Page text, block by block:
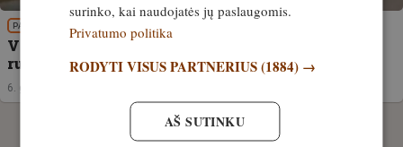
PATIRTIS
VIDEO! Vilniaus rajone, Tarandėje vėl pastebėtas
rudasis lokys. Kodėl jis sugrįžo?
6. gegužė, 2026
surinko, kai naudojatės jų paslaugomis.
Privatumo politika
RODYTI VISUS PARTNERIUS(1884) →
AŠ SUTINKU